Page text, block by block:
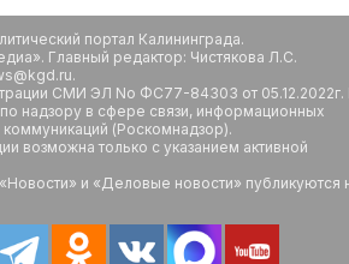
портал Калининграда.
Главный редактор: Чистякова Л.С.
СМИ ЭЛ No ФС77-84303 от
надзору в сфере связи, информационных
(Роскомнадзор).
возможна только с указанием активной
и «Деловые новости» публикуются